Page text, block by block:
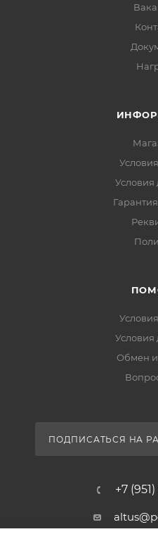
Условия
Условия
Обмен и
ПОДПИСАТЬСЯ НА
+7 (951)